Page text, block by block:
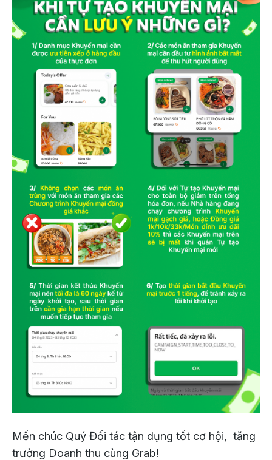
Mến chúc Quý Đối tác tận dụng tốt cơ hội, tăng
trưởng Doanh thu cùng Grab!